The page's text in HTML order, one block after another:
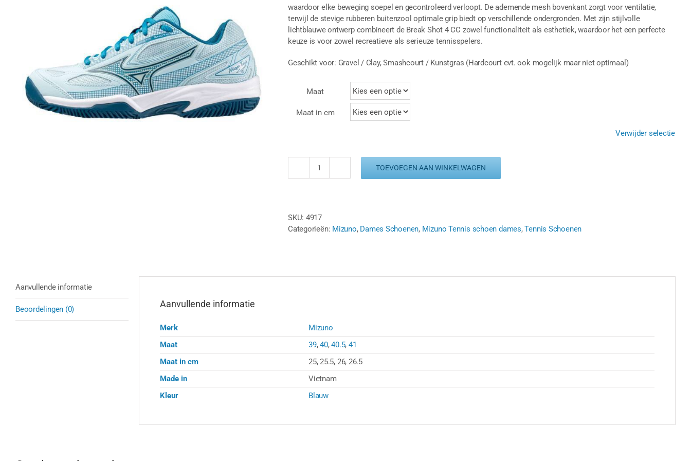
waardoor elke beweging soepel en gecontroleerd verloopt. De ademende mesh bovenkant zorgt voor ventilatie,
terwijl de stevige rubberen buitenzool optimale grip biedt op verschillende ondergronden. Met zijn stijlvolle
lichtblauwe ontwerp combineert de Break Shot 4 CC zowel functionaliteit als esthetiek, waardoor het een perfecte
keuze is voor zowel recreatieve als serieuze tennisspelers.
Geschikt voor: Gravel / Clay, Smashcourt / Kunstgras (Hardcourt evt. ook mogelijk maar niet optimaal)
Maat
Maat in cm
Verwijder selectie
MIZUNO
CC
-
TOEVOEGEN AAN WINKELWAGEN
SKU: 4917
Categorieën: Mizuno, Dames Schoenen, Mizuno Tennis schoen dames,Tennis Schoenen
Aanvullende informatie
Beoordelingen (0) Aanvullende informatie
Merk
Mizuno
Maat
39,40,40.5, 41
Maat in cm
25, 25.5, 26, 26.5
Made in
Vietnam
Kleur
Blauw